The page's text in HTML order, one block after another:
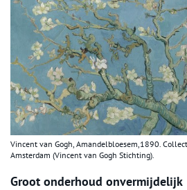
Vincent van Gogh, Amandelbloesem,1890.
Amsterdam (Vincent van Gogh Stichting).
Groot onderhoud onvermijdelijk